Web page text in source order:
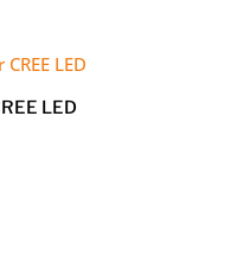
LED